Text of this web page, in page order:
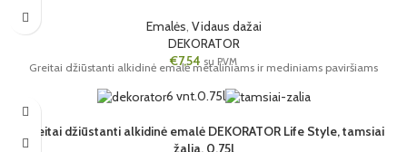
Emalės Vidaus dažai
DEKORATOR
€7,54 su PVM
Greitai džiūstanti alkidinė emalė metaliniams ir mediniams paviršiams
6 vnt.0.75l
Greitai džiūstanti alkidinė emalė DEKORATOR Life Style, tamsiai
žalia, 0.75l